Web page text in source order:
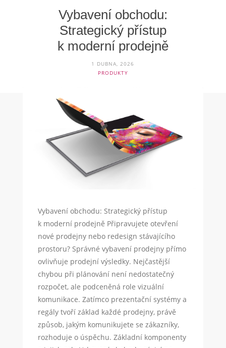
Vybavení obchodu:
Strategický přístup
k moderní prodejně
1 DUBNA, 2026
PRODUKTY
Vybavení obchodu: Strategický přístup
k moderní prodejně Připravujete otevření
nové prodejny nebo redesign stávajícího
prostoru? Správné vybavení prodejny přímo
ovlivňuje prodejní výsledky. Nejčastější
chybou při plánování není nedostatečný
rozpočet, ale podceněná role vizuální
komunikace. Zatímco prezentační systémy a
regály tvoří základ každé prodejny, právě
způsob, jakým komunikujete se zákazníky,
rozhoduje o úspěchu. Základní komponenty